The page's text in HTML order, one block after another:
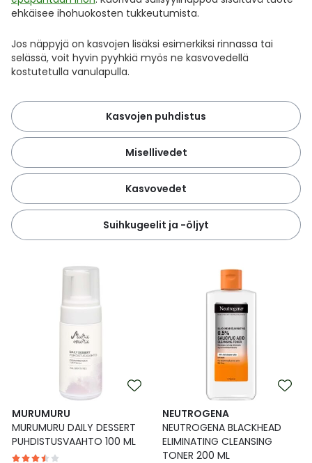
ehkäisee ihohuokosten tukkeutumista.
Jos näppyjä on kasvojen lisäksi esimerkiksi rinnassa tai
selässä, voit hyvin pyyhkiä myös ne kasvovedellä
kostutetulla vanulapulla.
Kasvojen puhdistus
Misellivedet
Kasvovedet
Suihkugeelit ja -öljyt
MURUMURU
MURUMURU DAILY DESSERT
PUHDISTUSVAAHTO 100 ML
NEUTROGENA
NEUTROGENA BLACKHEAD
ELIMINATING CLEANSING
TONER 200 ML